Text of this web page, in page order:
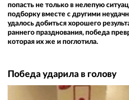
попасть не только в нелепую
подборку вместе с другими
удалось добиться хорошего
раннего празднования, победа
которая их же и поглотила.
Победа ударила в голову